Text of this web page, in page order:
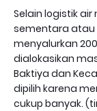
Selain logistik
sementara atau
menyalurkan
dialokasikan
Baktiya dan
dipilih karena
cukup banyak.